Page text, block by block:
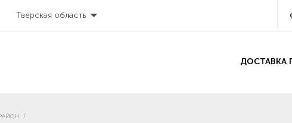
Тверская область
ДОСТАВКА